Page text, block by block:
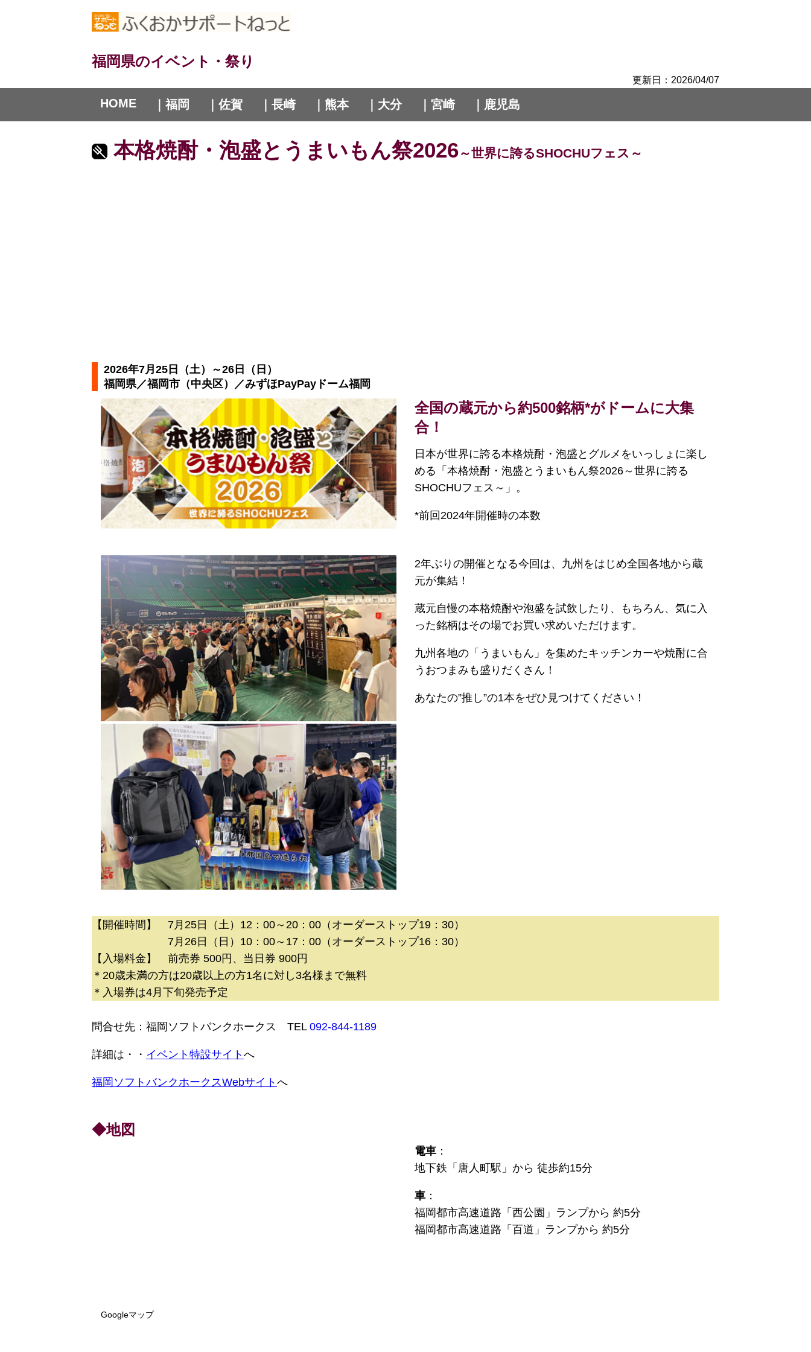
福岡県のイベント・祭り
更新日：2026/04/07
HOME ｜福岡 ｜佐賀 ｜長崎 ｜熊本 ｜大分 ｜宮崎 ｜鹿児島
本格焼酎・泡盛とうまいもん祭2026～世界に誇るSHOCHUフェス～
2026年7月25日（土）～26日（日）
福岡県／福岡市（中央区）／みずほPayPayドーム福岡
全国の蔵元から約500銘柄*がドームに大集
合！
日本が世界に誇る本格焼酎・泡盛とグルメをいっしょに楽し
める「本格焼酎・泡盛とうまいもん祭2026～世界に誇る
SHOCHUフェス～」。
*前回2024年開催時の本数
2年ぶりの開催となる今回は、九州をはじめ全国各地から蔵
元が集結！
蔵元自慢の本格焼酎や泡盛を試飲したり、もちろん、気に入
った銘柄はその場でお買い求めいただけます。
九州各地の「うまいもん」を集めたキッチンカーや焼酎に合
うおつまみも盛りだくさん！
あなたの”推し”の1本をぜひ見つけてください！
【開催時間】 7月25日（土）12：00～20：00（オーダーストップ19：30）
7月26日（日）10：00～17：00（オーダーストップ16：30）
【入場料金】 前売券 500円、当日券 900円
＊20歳未満の方は20歳以上の方1名に対し3名様まで無料
＊入場券は4月下旬発売予定
問合せ先：福岡ソフトバンクホークス TEL 092-844-1189
詳細は・・ イベント特設サイト へ
福岡ソフトバンクホークスWebサイト へ
◆地図
Googleマップ
電車 ：
地下鉄「唐人町駅」から 徒歩約15分
車 ：
福岡都市高速道路「西公園」ランプから 約5分
福岡都市高速道路「百道」ランプから 約5分